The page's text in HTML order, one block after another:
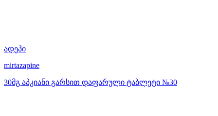
ადეპი
mirtazapine
30მგ აპკიანი გარსით დაფარული ტაბლეტი №30